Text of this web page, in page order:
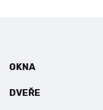
OKNA
DVEŘE